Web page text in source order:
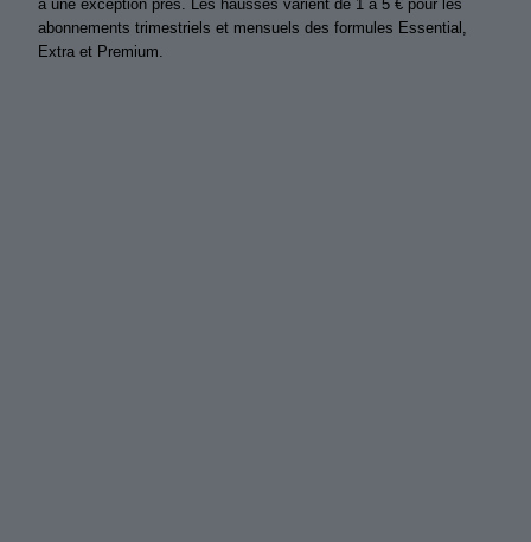
à une exception près. Les hausses varient de 1 à 5 € pour les
abonnements trimestriels et mensuels des formules Essential,
Extra et Premium.